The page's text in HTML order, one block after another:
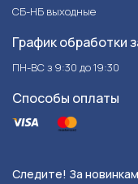
СБ-НБ выходные
График обработки
ПН-ВС з 9:30 до 19:30
Способы оплаты
Следите! За